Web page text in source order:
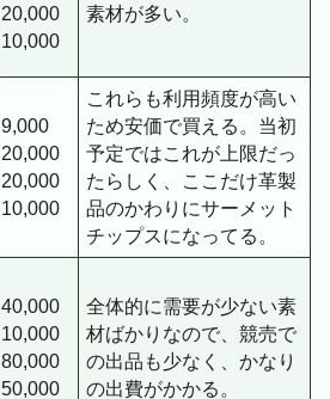
20,000
10,000
素材が多い。
9,000
20,000
20,000
10,000
これらも利用頻度が高い
ため安価で買える。当初
予定ではこれが上限だっ
たらしく、ここだけ革製
品のかわりにサーメット
チップスになってる。
40,000
10,000
80,000
50,000
全体的に需要が少ない素
材ばかりなので、競売で
の出品も少なく、かなり
の出費がかかる。